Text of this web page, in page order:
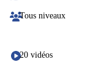
Tous niveaux
20 vidéos